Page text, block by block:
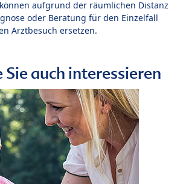
aufgrund der räumlichen Distanz
oder Beratung für den Einzelfall
Arztbesuch ersetzen.
Sie auch interessieren